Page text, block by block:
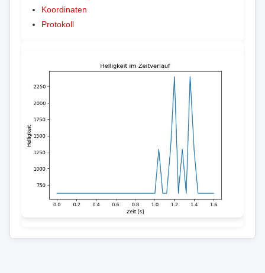
Koordinaten
Protokoll